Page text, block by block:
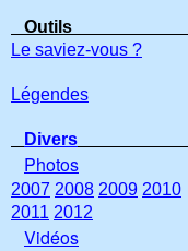
Outils
Le saviez-vous ?
Légendes
Divers
Photos
2007 2008 2009 2010
2011 2012
Vidéos